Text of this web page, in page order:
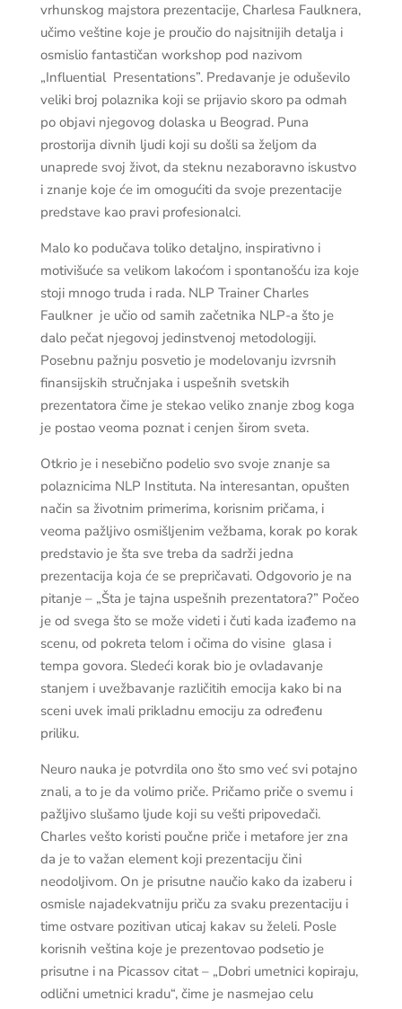
vrhunskog majstora prezentacije, Charlesa Faulknera,
učimo veštine koje je proučio do najsitnijih detalja i
osmislio fantastičan workshop pod nazivom
„Influential Presentations”. Predavanje je oduševilo
veliki broj polaznika koji se prijavio skoro pa odmah
po objavi njegovog dolaska u Beograd. Puna
prostorija divnih ljudi koji su došli sa željom da
unaprede svoj život, da steknu nezaboravno iskustvo
i znanje koje će im omogućiti da svoje prezentacije
predstave kao pravi profesionalci.
Malo ko podučava toliko detaljno, inspirativno i
motivišuće sa velikom lakoćom i spontanošću iza koje
stoji mnogo truda i rada. NLP Trainer Charles
Faulkner je učio od samih začetnika NLP-a što je
dalo pečat njegovoj jedinstvenoj metodologiji.
Posebnu pažnju posvetio je modelovanju izvrsnih
finansijskih stručnjaka i uspešnih svetskih
prezentatora čime je stekao veliko znanje zbog koga
je postao veoma poznat i cenjen širom sveta.
Otkrio je i nesebično podelio svo svoje znanje sa
polaznicima NLP Instituta. Na interesantan, opušten
način sa životnim primerima, korisnim pričama, i
veoma pažljivo osmišljenim vežbama, korak po korak
predstavio je šta sve treba da sadrži jedna
prezentacija koja će se prepričavati. Odgovorio je na
pitanje – „Šta je tajna uspešnih prezentatora?” Počeo
je od svega što se može videti i čuti kada izađemo na
scenu, od pokreta telom i očima do visine glasa i
tempa govora. Sledeći korak bio je ovladavanje
stanjem i uvežbavanje različitih emocija kako bi na
sceni uvek imali prikladnu emociju za određenu
priliku.
Neuro nauka je potvrdila ono što smo već svi potajno
znali, a to je da volimo priče. Pričamo priče o svemu i
pažljivo slušamo ljude koji su vešti pripovedači.
Charles vešto koristi poučne priče i metafore jer zna
da je to važan element koji prezentaciju čini
neodoljivom. On je prisutne naučio kako da izaberu i
osmisle najadekvatniju priču za svaku prezentaciju i
time ostvare pozitivan uticaj kakav su želeli. Posle
korisnih veština koje je prezentovao podsetio je
prisutne i na Picassov citat – „Dobri umetnici kopiraju,
odlični umetnici kradu“, čime je nasmejao celu